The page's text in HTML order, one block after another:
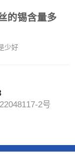
的锡含量多
少好
2号